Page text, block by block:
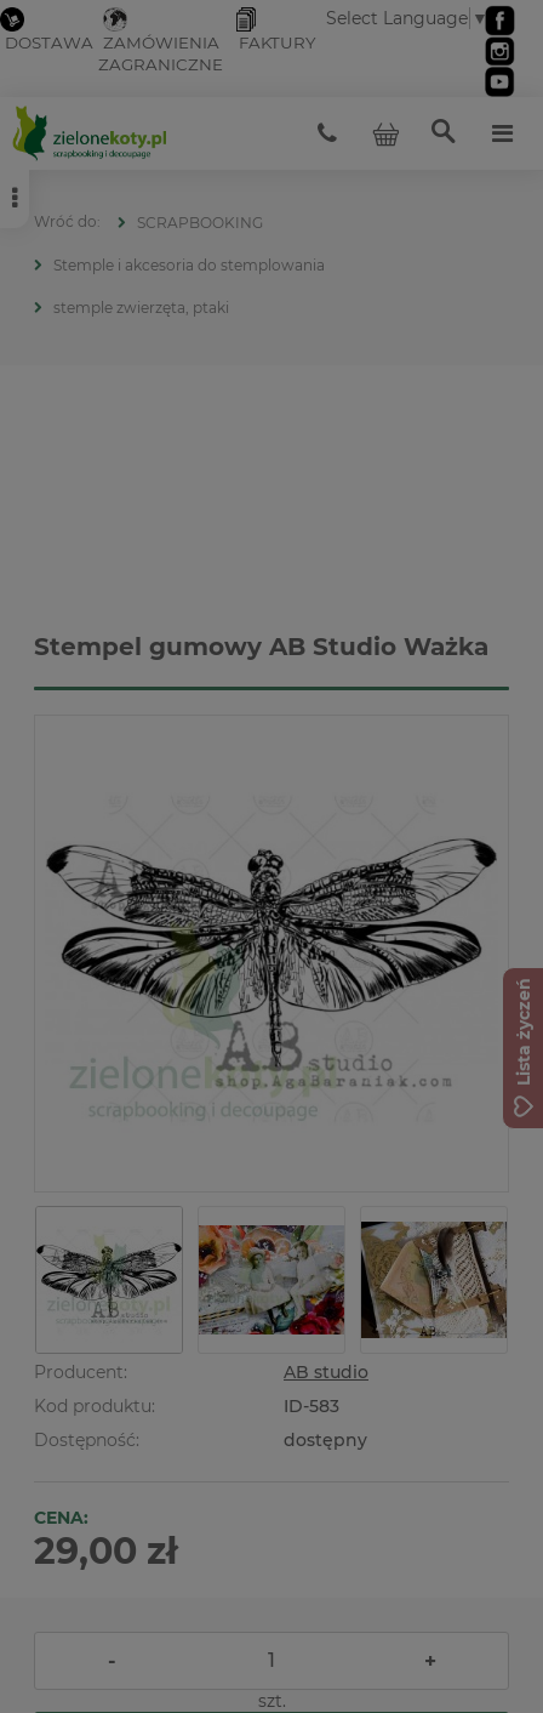
DOSTAWA ZAMÓWIENIA
ZAGRANICZNE
FAKTURY
Select Language ▼
SCRAPBOOKING
Stemple i akcesoria do stemplowania
stemple zwierzęta, ptaki
Stempel gumowy AB Studio Ważka
Producent:
AB studio
Kod produktu:
ID-583
Dostępność:
dostępny
CENA:
29,00 zł
- +
szt.
Lista życzeń